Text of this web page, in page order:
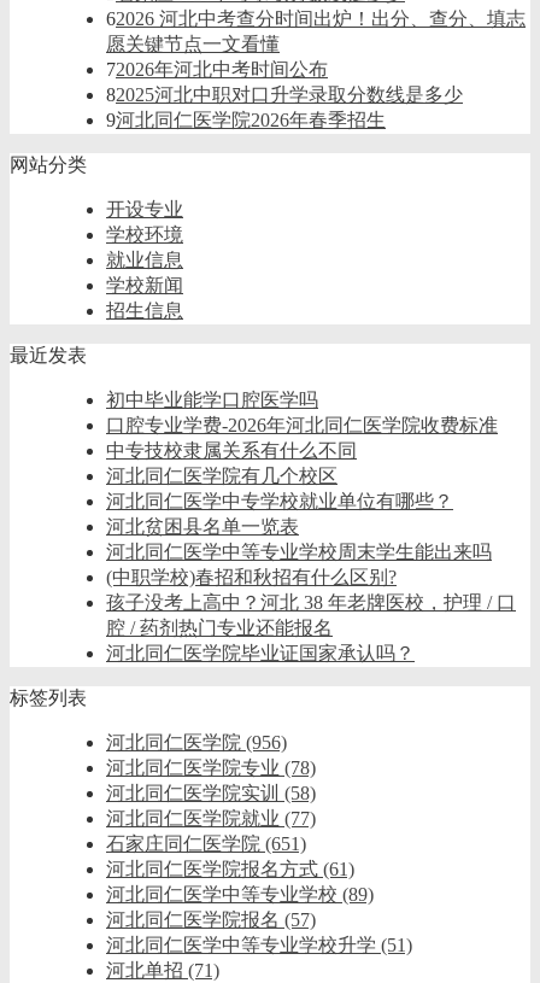
62026 河北中考查分时间出炉！出分、查分、填志
愿关键节点一文看懂
72026年河北中考时间公布
82025河北中职对口升学录取分数线是多少
9河北同仁医学院2026年春季招生
网站分类
开设专业
学校环境
就业信息
学校新闻
招生信息
最近发表
初中毕业能学口腔医学吗
口腔专业学费-2026年河北同仁医学院收费标准
中专技校隶属关系有什么不同
河北同仁医学院有几个校区
河北同仁医学中专学校就业单位有哪些？
河北贫困县名单一览表
河北同仁医学中等专业学校周末学生能出来吗
(中职学校)春招和秋招有什么区别?
孩子没考上高中？河北 38 年老牌医校，护理 / 口
腔 / 药剂热门专业还能报名
河北同仁医学院毕业证国家承认吗？
标签列表
河北同仁医学院 (956)
河北同仁医学院专业 (78)
河北同仁医学院实训 (58)
河北同仁医学院就业 (77)
石家庄同仁医学院 (651)
河北同仁医学院报名方式 (61)
河北同仁医学中等专业学校 (89)
河北同仁医学院报名 (57)
河北同仁医学中等专业学校升学 (51)
河北单招 (71)